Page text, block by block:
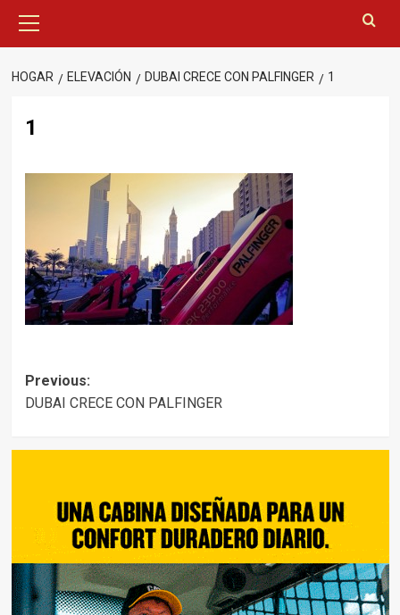
principal
HOGAR ELEVACIÓN DUBAI CRECE CON PALFINGER 1
1
Post
Previous:
DUBAI CRECE CON PALFINGER